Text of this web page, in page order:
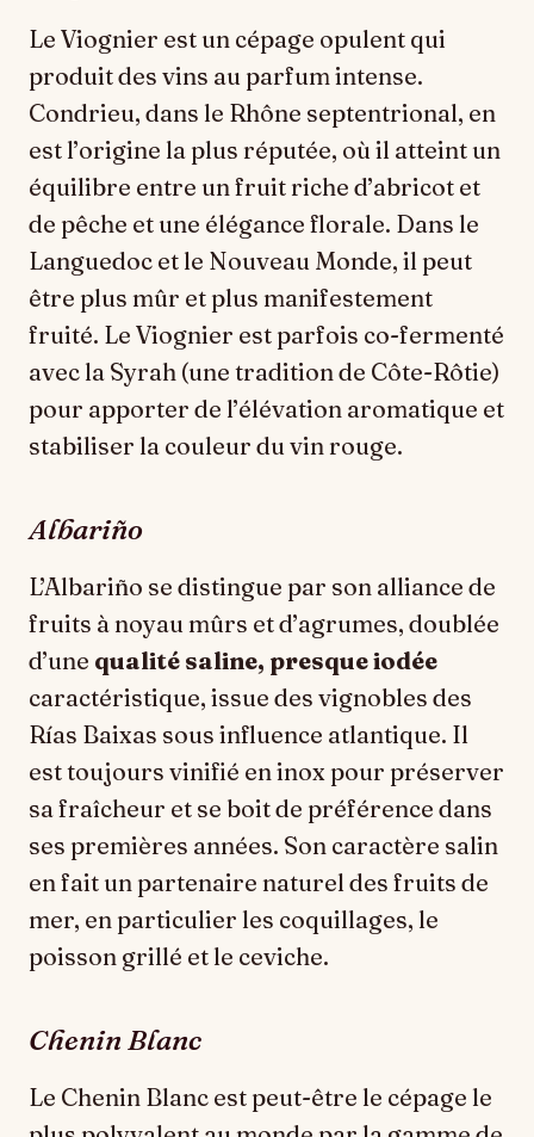
Le Viognier est un cépage opulent qui
produit des vins au parfum intense.
Condrieu, dans le Rhône septentrional, en
est l’origine la plus réputée, où il atteint un
équilibre entre un fruit riche d’abricot et
de pêche et une élégance florale. Dans le
Languedoc et le Nouveau Monde, il peut
être plus mûr et plus manifestement
fruité. Le Viognier est parfois co-fermenté
avec la Syrah (une tradition de Côte-Rôtie)
pour apporter de l’élévation aromatique et
stabiliser la couleur du vin rouge.
Albariño
L’Albariño se distingue par son alliance de
fruits à noyau mûrs et d’agrumes, doublée
d’une qualité saline, presque iodée
caractéristique, issue des vignobles des
Rías Baixas sous influence atlantique. Il
est toujours vinifié en inox pour préserver
sa fraîcheur et se boit de préférence dans
ses premières années. Son caractère salin
en fait un partenaire naturel des fruits de
mer, en particulier les coquillages, le
poisson grillé et le ceviche.
Chenin Blanc
Le Chenin Blanc est peut-être le cépage le